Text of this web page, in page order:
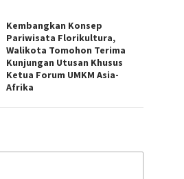
Kembangkan Konsep
Pariwisata Florikultura,
Walikota Tomohon Terima
Kunjungan Utusan Khusus
Ketua Forum UMKM Asia-
Afrika